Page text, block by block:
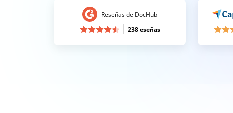
Reseñas de DocHub
238 eseñas